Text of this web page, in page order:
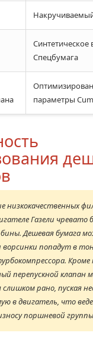
Синтетическое
Спецбумага
параметры
низкокачественных
Газели чревато
Дешевая бумага
попадут в
Кроме
перепускной клапан
рано, пуская
в двигатель, что
поршневой